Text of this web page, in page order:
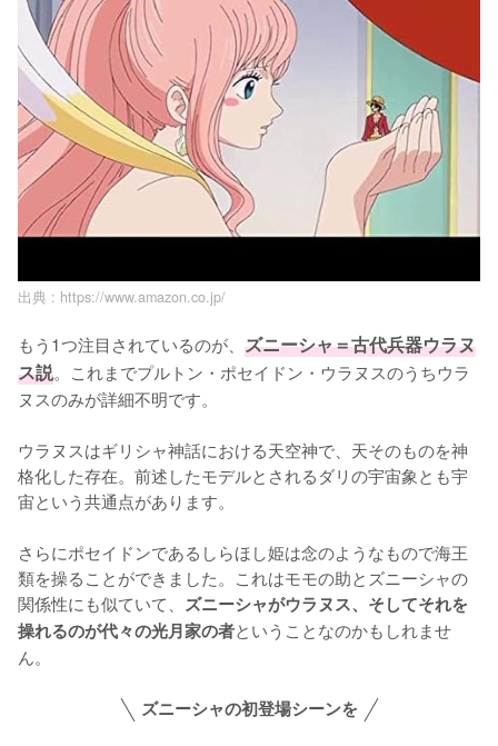
出典 : https://www.amazon.co.jp/
もう1つ注目されているのが、 ズニーシャ＝古代兵器ウラヌ
ス説。これまでプルトン・ポセイドン・ウラヌスのうちウラ
ヌスのみが詳細不明です。
ウラヌスはギリシャ神話における天空神で、天そのものを神
格化した存在。前述したモデルとされるダリの宇宙象とも宇
宙という共通点があります。
さらにポセイドンであるしらほし姫は念のようなもので海王
類を操ることができました。これはモモの助とズニーシャの
関係性にも似ていて、 ズニーシャがウラヌス、そしてそれを
操れるのが代々の光月家の者ということなのかもしれませ
ズニーシャの初登場シーンを